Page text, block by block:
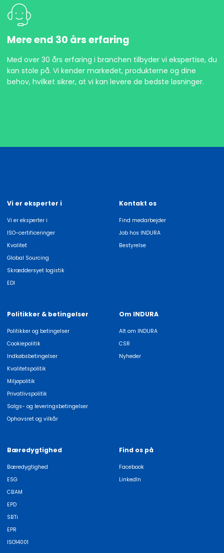
Mere end 30 års erfaring
Med over 30 års erfaring i branchen tilbyder vi ekspertise, du
kan stole på. Vi kender markedet, produkterne og dine
behov, hvilket sikrer, at vi kan levere de bedste løsninger.
Vi er eksperter i
Vi er eksperter i
ISO-certificeringer
Kvalitet
Global Sourcing
Skræddersyet logistik
EDI
Kontakt os
Find medarbejder
Job hos INDURA
Bestyrelse
Politikker & betingelser
Politikker og betingelser
Cookiepolitik
Indkøbsbetingelser
Kvalitetspolitik
Miljøpolitik
Privatlivspolitik
Salgs- og leveringsbetingelser
Ophavsret og vilkår
Om INDURA
Alt om INDURA
CSR
Nyheder
Bæredygtighed
Bæredygtighed
ESG
CBAM
EPD
SBTi
EPR
ISO14001
Find os på
Facebook
LinkedIn